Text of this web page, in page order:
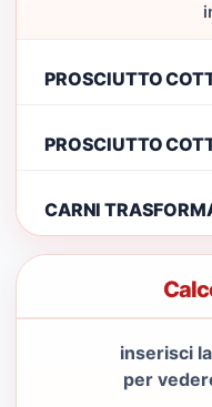
PROSCIUTTO
PROSCIUTTO
CARNI
inserisci
per